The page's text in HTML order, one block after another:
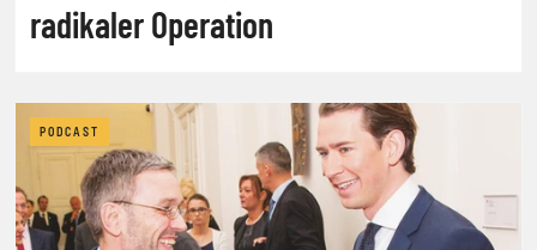
radikaler Operation
PODCAST